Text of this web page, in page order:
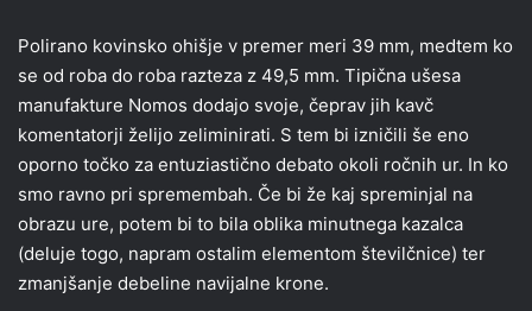
Polirano kovinsko ohišje v premer meri 39 mm, medtem ko
se od roba do roba razteza z 49,5 mm. Tipična ušesa
manufakture Nomos dodajo svoje, čeprav jih kavč
komentatorji želijo zeliminirati. S tem bi izničili še eno
oporno točko za entuziastično debato okoli ročnih ur. In ko
smo ravno pri spremembah. Če bi že kaj spreminjal na
obrazu ure, potem bi to bila oblika minutnega kazalca
(deluje togo, napram ostalim elementom številčnice) ter
zmanjšanje debeline navijalne krone.